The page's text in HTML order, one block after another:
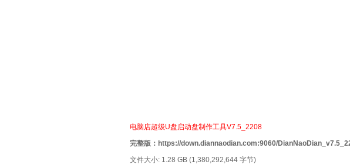
电脑店超级U盘启动盘制作工具V7.5_2208
完整版：https://down.diannaodian.com:9060/
文件大小: 1.28 GB (1,380,292,644 字节)